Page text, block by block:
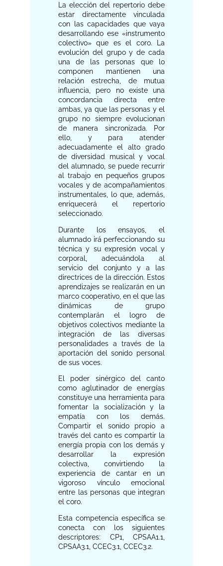
La elección del repertorio debe
estar directamente vinculada
con las capacidades que vaya
desarrollando ese «instrumento
colectivo» que es el coro. La
evolución del grupo y de cada
una de las personas que lo
componen mantienen una
relación estrecha, de mutua
influencia, pero no existe una
concordancia directa entre
ambas, ya que las personas y el
grupo no siempre evolucionan
de manera sincronizada. Por
ello, y para atender
adecuadamente el alto grado
de diversidad musical y vocal
del alumnado, se puede recurrir
al trabajo en pequeños grupos
vocales y de acompañamientos
instrumentales, lo que, además,
enriquecerá el repertorio
seleccionado.
Durante los ensayos, el
alumnado irá perfeccionando su
técnica y su expresión vocal y
corporal, adecuándola al
servicio del conjunto y a las
directrices de la dirección. Estos
aprendizajes se realizarán en un
marco cooperativo, en el que las
dinámicas de grupo
contemplarán el logro de
objetivos colectivos mediante la
integración de las diversas
personalidades a través de la
aportación del sonido personal
de sus voces.
El poder sinérgico del canto
como aglutinador de energías
constituye una herramienta para
fomentar la socialización y la
empatía con los demás.
Compartir el sonido propio a
través del canto es compartir la
energía propia con los demás y
desarrollar la expresión
colectiva, convirtiendo la
experiencia de cantar en un
vigoroso vínculo emocional
entre las personas que integran
el coro.
Esta competencia específica se
conecta con los siguientes
descriptores: CP1, CPSAA1.1,
CPSAA3.1, CCEC3.1, CCEC3.2.